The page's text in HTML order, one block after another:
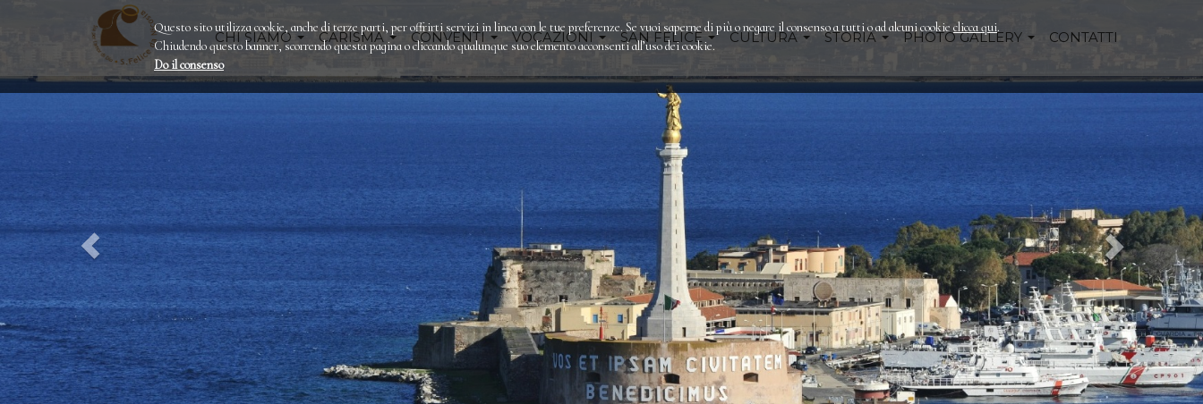
CHI SIAMO CARISMA CONVENTI VOCAZIONI SAN FELICE CULTURA STORIA PHOTO GALLERY CONTATTI
Questo sito utilizza cookie, anche di terze parti, per offrirti servizi in linea con le tue preferenze. Se vuoi saperne di più o negare il consenso a tutti o ad alcuni cookie clicca qui.
Chiudendo questo banner, scorrendo questa pagina o cliccando qualunque suo elemento acconsenti all’uso dei cookie.
Do il consenso